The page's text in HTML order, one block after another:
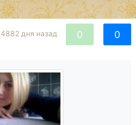
0 0
4882 дня назад